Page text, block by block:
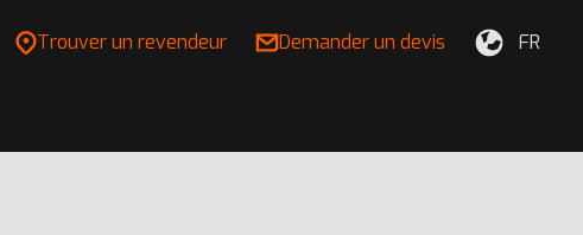
Trouver un revendeur Demander un devis FR